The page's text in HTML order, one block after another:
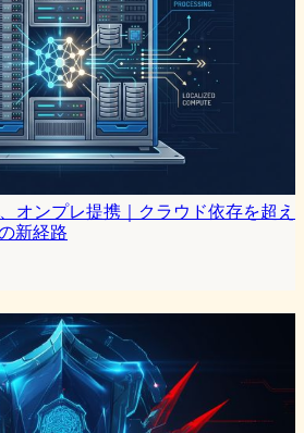
オンプレ提携｜クラウド依存を超え
新経路